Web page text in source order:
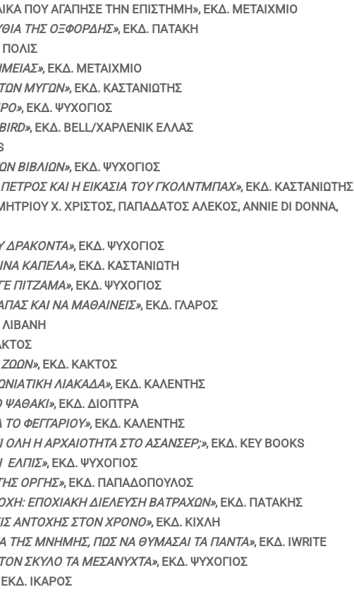
ΠΟΥ ΑΓΑΠΗΣΕ ΤΗΝ ΕΠΙΣΤΗΜΗ», ΕΚΔ. ΜΕΤΑΙΧΜΙΟ
ΤΗΣ ΟΞΦΟΡΔΗΣ», ΕΚΔ. ΠΑΤΑΚΗ
ΠΟΛΙΣ
», ΕΚΔ. ΜΕΤΑΙΧΜΙΟ
ΜΥΓΩΝ», ΕΚΔ. ΚΑΣΤΑΝΙΩΤΗΣ
, ΕΚΔ. ΨΥΧΟΓΙΟΣ
, ΕΚΔ. BELL/ΧΑΡΛΕΝΙΚ ΕΛΛΑΣ
ΒΙΒΛΙΩΝ», ΕΚΔ. ΨΥΧΟΓΙΟΣ
ΠΕΤΡΟΣ ΚΑΙ Η ΕΙΚΑΣΙΑ ΤΟΥ ΓΚΟΛΝΤΜΠΑΧ», ΕΚΔ. ΚΑΣΤΑΝΙΩΤΗΣ
Χ. ΧΡΙΣΤΟΣ, ΠΑΠΑΔΑΤΟΣ ΑΛΕΚΟΣ,ANNIE DI DONNA,
ΔΡΑΚΟΝΤΑ», ΕΚΔ. ΨΥΧΟΓΙΟΣ
ΚΑΠΕΛΑ», ΕΚΔ. ΚΑΣΤΑΝΙΩΤΗ
ΠΙΤΖΑΜΑ», ΕΚΔ. ΨΥΧΟΓΙΟΣ
ΚΑΙ ΝΑ ΜΑΘΑΙΝΕΙΣ», ΕΚΔ. ΓΛΑΡΟΣ
ΛΙΒΑΝΗ
, ΕΚΔ. ΚΑΚΤΟΣ
ΛΙΑΚΑΔΑ», ΕΚΔ. ΚΑΛΕΝΤΗΣ
ΨΑΘΑΚΙ», ΕΚΔ. ΔΙΟΠΤΡΑ
ΦΕΓΓΑΡΙΟΥ», ΕΚΔ. ΚΑΛΕΝΤΗΣ
ΟΛΗ Η ΑΡΧΑΙΟΤΗΤΑ ΣΤΟ ΑΣΑΝΣΕΡ;», ΕΚΔ. KEY BOOKS
ΕΛΠΙΣ», ΕΚΔ. ΨΥΧΟΓΙΟΣ
ΟΡΓΗΣ», ΕΚΔ. ΠΑΠΑΔΟΠΟΥΛΟΣ
ΕΠΟΧΙΑΚΗ ΔΙΕΛΕΥΣΗ ΒΑΤΡΑΧΩΝ», ΕΚΔ. ΠΑΤΑΚΗΣ
ΑΝΤΟΧΗΣ ΣΤΟΝ ΧΡΟΝΟ», ΕΚΔ. ΚΙΧΛΗ
ΤΗΣ ΜΝΗΜΗΣ, ΠΩΣ ΝΑ ΘΥΜΑΣΑΙ ΤΑ ΠΑΝΤΑ», ΕΚΔ. IWRITE
ΣΚΥΛΟ ΤΑ ΜΕΣΑΝΥΧΤΑ», ΕΚΔ. ΨΥΧΟΓΙΟΣ
ΕΚΔ. ΙΚΑΡΟΣ